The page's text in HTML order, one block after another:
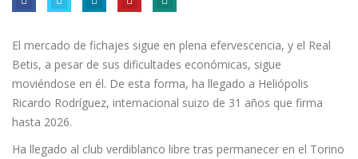
El mercado de fichajes sigue en plena efervescencia, y el Real
Betis, a pesar de sus dificultades económicas, sigue
moviéndose en él. De esta forma, ha llegado a Heliópolis
Ricardo Rodríguez, internacional suizo de 31 años que firma
hasta 2026.
Ha llegado al club verdiblanco libre tras permanecer en el Torino